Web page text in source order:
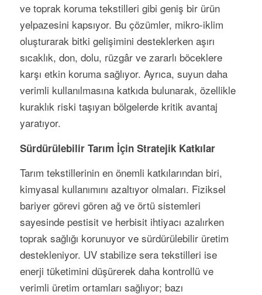
ve toprak koruma tekstilleri gibi geniş bir ürün
yelpazesini kapsıyor. Bu çözümler, mikro-iklim
oluşturarak bitki gelişimini desteklerken aşırı
sıcaklık, don, dolu, rüzgâr ve zararlı böceklere
karşı etkin koruma sağlıyor. Ayrıca, suyun daha
verimli kullanılmasına katkıda bulunarak, özellikle
kuraklık riski taşıyan bölgelerde kritik avantaj
yaratıyor.
Sürdürülebilir Tarım İçin Stratejik Katkılar
Tarım tekstillerinin en önemli katkılarından biri,
kimyasal kullanımını azaltıyor olmaları. Fiziksel
bariyer görevi gören ağ ve örtü sistemleri
sayesinde pestisit ve herbisit ihtiyacı azalırken
toprak sağlığı korunuyor ve sürdürülebilir üretim
destekleniyor. UV stabilize sera tekstilleri ise
enerji tüketimini düşürerek daha kontrollü ve
verimli üretim ortamları sağlıyor; bazı